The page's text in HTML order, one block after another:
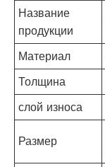
Название
продукции
Материал
Толщина
слой износа
Размер